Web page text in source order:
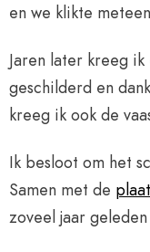
en we klikte
Jaren later kreeg
geschilderd en
kreeg ik ook de
Ik besloot om het
Samen met de
zoveel jaar